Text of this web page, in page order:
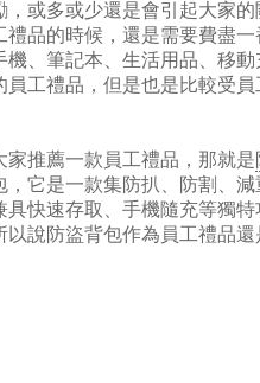
或多或少還是會引起大家
品的時候，還是需要費盡一
、筆記本、生活用品、移動
工禮品，但是也是比較受員
推薦一款員工禮品，那就是
它是一款集防扒、防割、減
快速存取、手機隨充等獨特
說防盜背包作為員工禮品還